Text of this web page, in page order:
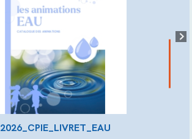
2026_CPIE_LIVRET_EAU